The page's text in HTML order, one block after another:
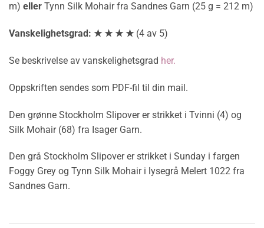
m) eller Tynn Silk Mohair fra Sandnes Garn (25 g = 212 m)
Vanskelighetsgrad: ★ ★ ★ ★(4 av 5)
Se beskrivelse av vanskelighetsgrad her.
Oppskriften sendes som PDF-fil til din mail.
Den grønne Stockholm Slipover er strikket i Tvinni (4) og
Silk Mohair (68) fra Isager Garn.
Den grå Stockholm Slipover er strikket i Sunday i fargen
Foggy Grey og Tynn Silk Mohair i lysegrå Melert 1022 fra
Sandnes Garn.